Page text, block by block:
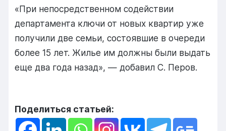
«При непосредственном содействии
департамента ключи от новых квартир уже
получили две семьи, состоявшие в очереди
более 15 лет. Жилье им должны были выдать
еще два года назад», — добавил С. Перов.
Поделиться статьей: